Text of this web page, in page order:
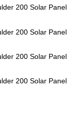
200 Solar Panel
200 Solar Panel
200 Solar Panel
200 Solar Panel